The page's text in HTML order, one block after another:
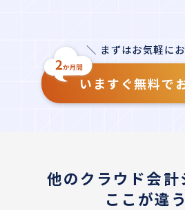
＼ まずはお気軽に
いますぐ無料で
他のクラウド会計
ここが違